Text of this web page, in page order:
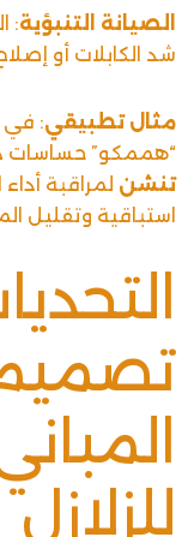
الصيانة التنبؤية:
شد الكابلات أو
مثال تطبيقي: في
“هممكو”
تنشن لمراقبة
استباقية وتقليل
للزلازل